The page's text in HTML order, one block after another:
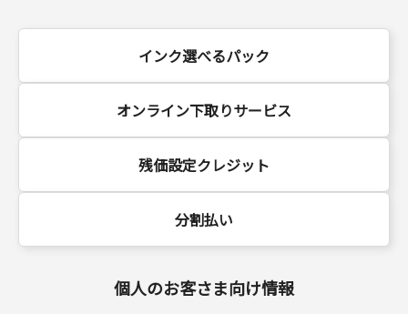
インク選べるパック
オンライン下取りサービス
残価設定クレジット
分割払い
個人のお客さま向け情報